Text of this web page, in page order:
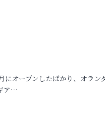
オープンしたばかり、オラン
ア…